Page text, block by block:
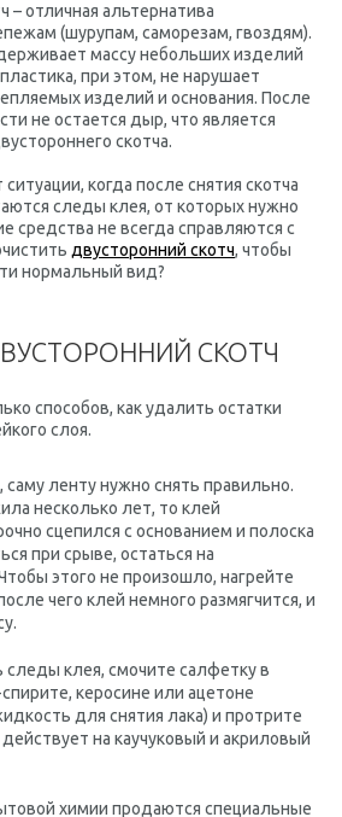
– отличная альтернатива
(шурупам, саморезам, гвоздям).
массу небольших изделий
при этом, не нарушает
изделий и основания. После
не остается дыр, что является
скотча.
когда после снятия скотча
следы клея, от которых нужно
средства не всегда справляются с
двусторонний скотч, чтобы
нормальный вид?
СКОТЧ
способов, как удалить остатки
слоя.
ленту нужно снять правильно.
несколько лет, то клей
сцепился с основанием и полоска
при срыве, остаться на
этого не произошло, нагрейте
чего клей немного размягчится, и
следы клея, смочите салфетку в
керосине или ацетоне
для снятия лака) и протрите
на каучуковый и акриловый
химии продаются специальные